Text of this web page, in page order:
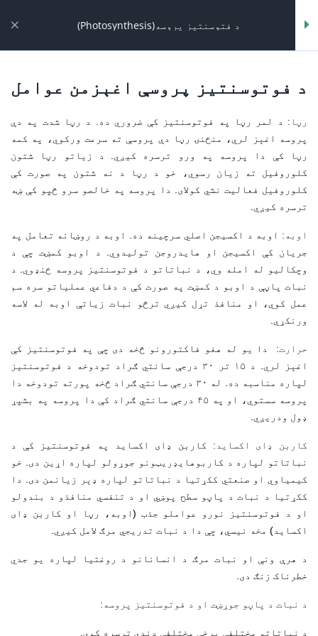
د فتوسنتیز
پروسه(Photosynthesis)
Homepage
بیولوژی
د فتوسنتیز پروسه(Photosynthesis)
د فتوسنتیز پروسه(Photosynthesis)
پروسه(Photosynthesis)
د فتوسنتیز پروسه(Photosynthesis)
د فوتوسنتیز پروسې سره اړوند
تمرینات
د فوتوسنتیز پروسې اغېزمن عوامل
د فتوسنتیز پروسه پورې اړوند
د فوتوسنتیز پروسې اغېزمن عوامل
رڼا: د لمر رڼا په فوتوسنتیز کې ضروري ده. د رڼا شدت په دې
پروسه اغېز لري، منځنۍ رڼا دې پروسې ته سرعت ورکوي، په کمه
رڼا کې دا پروسه په ورو ترسره کیږي. د زیاتو رڼا شتون
کلوروفیل ته زیان رسوي، خو د رڼا د نه شتون په صورت کې
کلوروفیل فعالیت نشي کولای. دا پروسه په خالصو سرو څپو کې ښه
ترسره کیږي.
اوبه : اوبه د اکسیجن اصلي سرچینه ده. اوبه د روښانه تعامل په
جریان کې اکسیجن او هایدروجن تولیدوي. د اوبو کمښت چې د
وچکالیو له امله وي، د نباتاتو د فوتوسنتیز پروسه ځنډوي. د
نبات پاڼې د اوبو د کمښت په صورت کې د دفاعي عملیاتو سره سم
عمل کوي، او منافذ تړل کیږي ترڅو نبات زیاتې اوبه له لاسه
ورنکړي.
حرارت: دا یو له هغو فاکتورونو څخه دی چې په فوتوسنتیز کې
اغېز لري. د ۱۵ تر ۳۰ درجې سانتي ګراد تودوخه د فوتوسنتیز
لپاره مناسبه ده. له ۳۰ درجې سانتي ګراد څخه پورته تودوخه دا
پروسه سستوي، او په ۴۵ درجې سانتي ګراد کې دا پروسه په بشپړ
ډول ودریږي.
کاربن ډای اکساید : کاربن ډای اکساید په فوتوسنتیز کې د
نباتاتو لپاره د کاربوهایډریټونو جوړولو لپاره اړین دی. خو
کیمیاوي او صنعتي ککړتیا د نباتاتو لپاره ډېر زیانمن دی. دا
ککړتیا د نبات د پاڼو سطح پوښي او د تنفسي منافذو د بندولو
او د فوتوسنتیز نورو عواملو جذب (اوبه، رڼا او کاربن ډای
اکساید) مخه نیسي، چې دا د نبات تدریجي مرګ لامل کیږي.
د هرې ونې او نبات مرګ د انسانانو د روغتیا لپاره یو جدي
خطرناک زنګ دی.
د نبات د پاڼو جوړښت او د فوتوسنتیز پروسه :
د نباتاتو مختلفې برخې مختلفې دندې ترسره کوي.
خلکو دوستي)
16, passage de la Main d'Or 75011 Paris
Tel : +33 1 43 55 63 50
afrane.paris@gmail.com
نورې سرچینې
بیولوژی
درسي پلان چمتو کول او د ټولګي مدیریت
د چاپیریال ساینس
ریاضیات
له اوهم څخه تر نهم ټولګي پورې
له لسم څخه تر دولسم ټولګي پورې